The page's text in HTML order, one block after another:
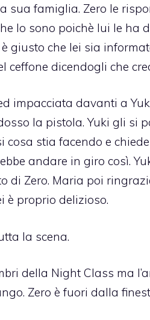
sua famiglia. Zero le
lo sono poichè lui le ha
giusto che lei sia
ceffone dicendogli che
impacciata davanti a
la pistola. Yuki gli si
cosa stia facendo e
andare in giro così.
di Zero. Maria poi
è proprio delizioso.
la scena.
della Night Class ma
Zero è fuori dalla